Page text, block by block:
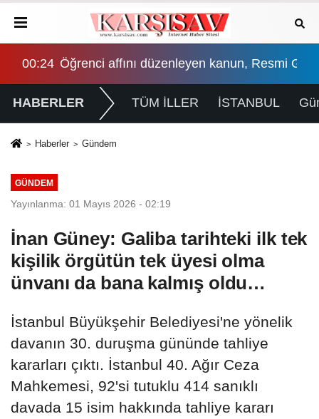
sahne oldu
00:24 Öğrenci affını düzenleyen kanun, Resmi
HABERLER TÜM İLLER İSTANBUL
Haberler Gündem
GÜNDEM
Yayınlanma: 01 Mayıs 2026 - 02:19
İnan Güney: Galiba tarihteki ilk tek
kişilik örgütün tek üyesi olma
ünvanı da bana kalmış oldu…
İstanbul Büyükşehir Belediyesi'ne yönelik
davanın 30. duruşma gününde tahliye
kararları çıktı. İstanbul 40. Ağır Ceza
Mahkemesi, 92'si tutuklu 414 sanıklı
davada 15 isim hakkında tahliye kararı